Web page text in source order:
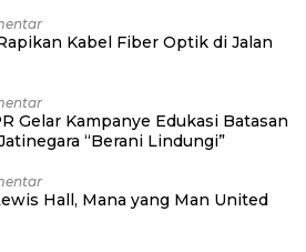
Kabel Fiber Optik di Jalan
Gelar Kampanye Edukasi Batasan
“Berani Lindungi”
Hall, Mana yang Man United